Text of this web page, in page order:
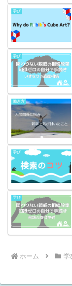
学び
学び
働き方
学び
学び
ホーム 学